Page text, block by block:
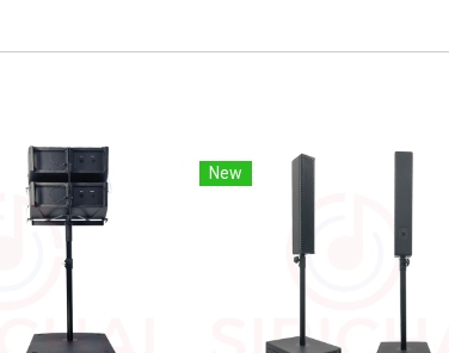
New